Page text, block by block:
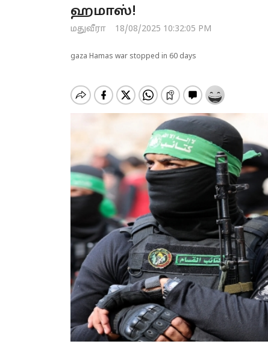
ஹமாஸ்!
மதுவீரா 18/08/2025 10:32:05 PM
gaza Hamas war stopped in 60 days